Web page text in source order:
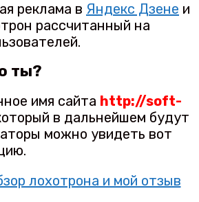
реклама в Яндекс Дзене и
рассчитанный на
ты?
имя сайта http://soft-
в дальнейшем будут
можно увидеть вот